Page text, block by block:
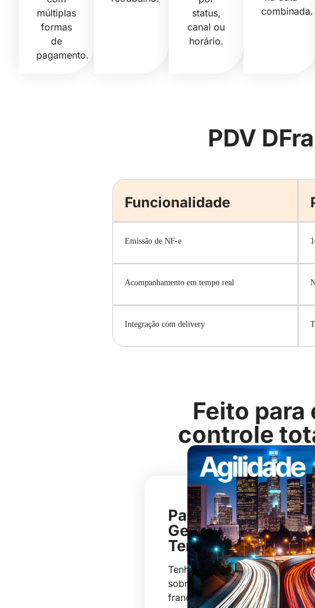
múltiplas
formas
de
pagamento.
status,
canal ou
horário.
combinada.
PDV
Funcionalidade
Emissão de NF-e
Acompanhamento em tempo real
Integração com delivery
Feito
controle
Painéis de
Gestão em
Tempo Real
Tenha controle absoluto
sobre sua rede de
franquias! Nosso